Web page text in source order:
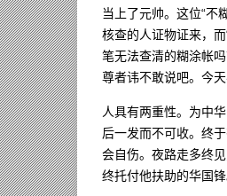
当上了元帅。这位“不
核查的人证物证来，
笔无法查清的糊涂帐
尊者讳不敢说吧。今
人具有两重性。为中
后一发而不可收。终
会自伤。夜路走多终
终托付他扶助的华国